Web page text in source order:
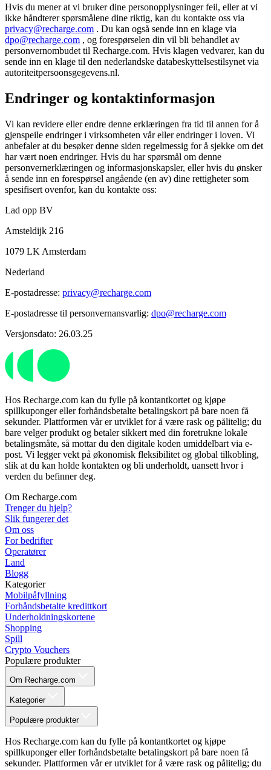
Hvis du mener at vi bruker dine personopplysninger feil, eller at vi
ikke håndterer spørsmålene dine riktig, kan du kontakte oss via
privacy@recharge.com . Du kan også sende inn en klage via
dpo@recharge.com , og forespørselen din vil bli behandlet av
personvernombudet til Recharge.com. Hvis klagen vedvarer, kan du
sende inn en klage til den nederlandske databeskyttelsestilsynet via
autoriteitpersoonsgegevens.nl.
Endringer og kontaktinformasjon
Vi kan revidere eller endre denne erklæringen fra tid til annen for å
gjenspeile endringer i virksomheten vår eller endringer i loven. Vi
anbefaler at du besøker denne siden regelmessig for å sjekke om det
har vært noen endringer. Hvis du har spørsmål om denne
personvernerklæringen og informasjonskapsler, eller hvis du ønsker
å sende inn en forespørsel angående (en av) dine rettigheter som
spesifisert ovenfor, kan du kontakte oss:
Lad opp BV
Amsteldijk 216
1079 LK Amsterdam
Nederland
E-postadresse: privacy@recharge.com
E-postadresse til personvernansvarlig: dpo@recharge.com
Versjonsdato: 26.03.25
Hos Recharge.com kan du fylle på kontantkortet og kjøpe
spillkuponger eller forhåndsbetalte betalingskort på bare noen få
sekunder. Plattformen vår er utviklet for å være rask og pålitelig; du
bare velger produkt og betaler sikkert med din foretrukne lokale
betalingsmåte, så mottar du den digitale koden umiddelbart via e-
post. Vi legger vekt på økonomisk fleksibilitet og global tilkobling,
slik at du kan holde kontakten og bli underholdt, uansett hvor i
verden du befinner deg.
Om Recharge.com
Trenger du hjelp?
Slik fungerer det
Om oss
For bedrifter
Operatører
Land
Blogg
Kategorier
Mobilpåfyllning
Forhåndsbetalte kredittkort
Underholdningskortene
Shopping
Spill
Crypto Vouchers
Populære produkter
Om Recharge.com
Kategorier
Populære produkter
Hos Recharge.com kan du fylle på kontantkortet og kjøpe
spillkuponger eller forhåndsbetalte betalingskort på bare noen få
sekunder. Plattformen vår er utviklet for å være rask og pålitelig; du